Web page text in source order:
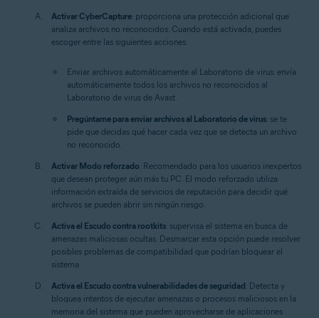
Activar CyberCapture: proporciona una protección adicional que
analiza archivos no reconocidos. Cuando está activada, puedes
escoger entre las siguientes acciones:
Enviar archivos automáticamente al Laboratorio de virus: envía
automáticamente todos los archivos no reconocidos al
Laboratorio de virus de Avast.
Pregúntame para enviar archivos al Laboratorio de virus: se te
pide que decidas qué hacer cada vez que se detecta un archivo
no reconocido.
Activar Modo reforzado: Recomendado para los usuarios inexpertos
que desean proteger aún más tu PC. El modo reforzado utiliza
información extraída de servicios de reputación para decidir qué
archivos se pueden abrir sin ningún riesgo.
Activa el Escudo contra rootkits: supervisa el sistema en busca de
amenazas maliciosas ocultas. Desmarcar esta opción puede resolver
posibles problemas de compatibilidad que podrían bloquear el
sistema.
Activa el Escudo contra vulnerabilidades de seguridad: Detecta y
bloquea intentos de ejecutar amenazas o procesos maliciosos en la
memoria del sistema que pueden aprovecharse de aplicaciones